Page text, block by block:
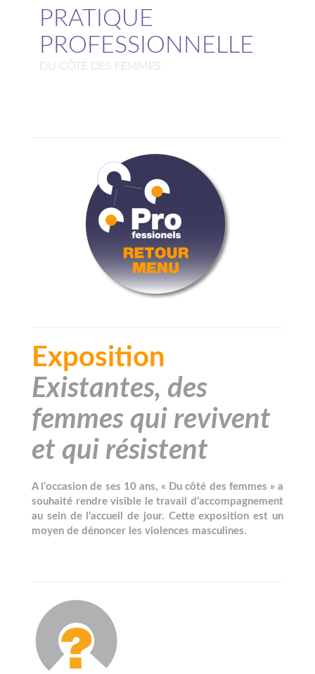
PRATIQUE
PROFESSIONNELLE
DU CÔTÉ DES FEMMES
Exposition
Existantes, des
femmes qui revivent
et qui résistent
A l’occasion de ses 10 ans, « Du côté des femmes » a
souhaité rendre visible le travail d’accompagnement
au sein de l’accueil de jour. Cette exposition est un
moyen de dénoncer les violences masculines.